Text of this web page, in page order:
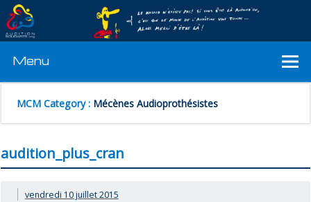
Menu
MCM Category : Mécènes Audioprothésistes
audition_plus_cran
vendredi 10 juillet 2015